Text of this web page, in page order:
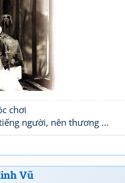
chơi
người, nên thương ...
Vũ